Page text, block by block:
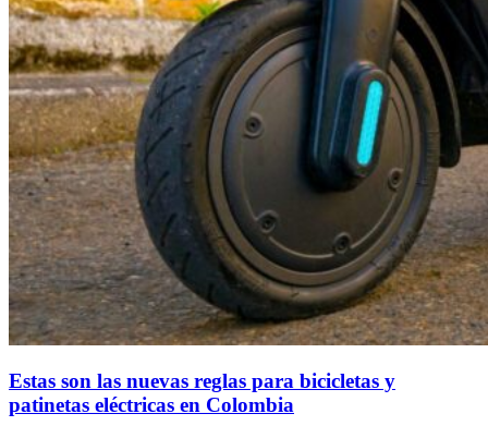
Estas son las nuevas reglas para bicicletas y
patinetas eléctricas en Colombia